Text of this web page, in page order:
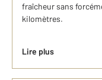
fraîcheur sans
kilomètres.
Lire plus